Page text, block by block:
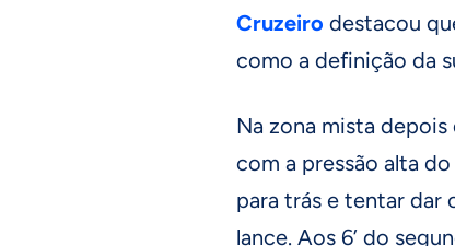
Cruzeiro destacou
como a definição da
Na zona mista
com a pressão alta
para trás e tentar dar
lance. Aos 6’ do